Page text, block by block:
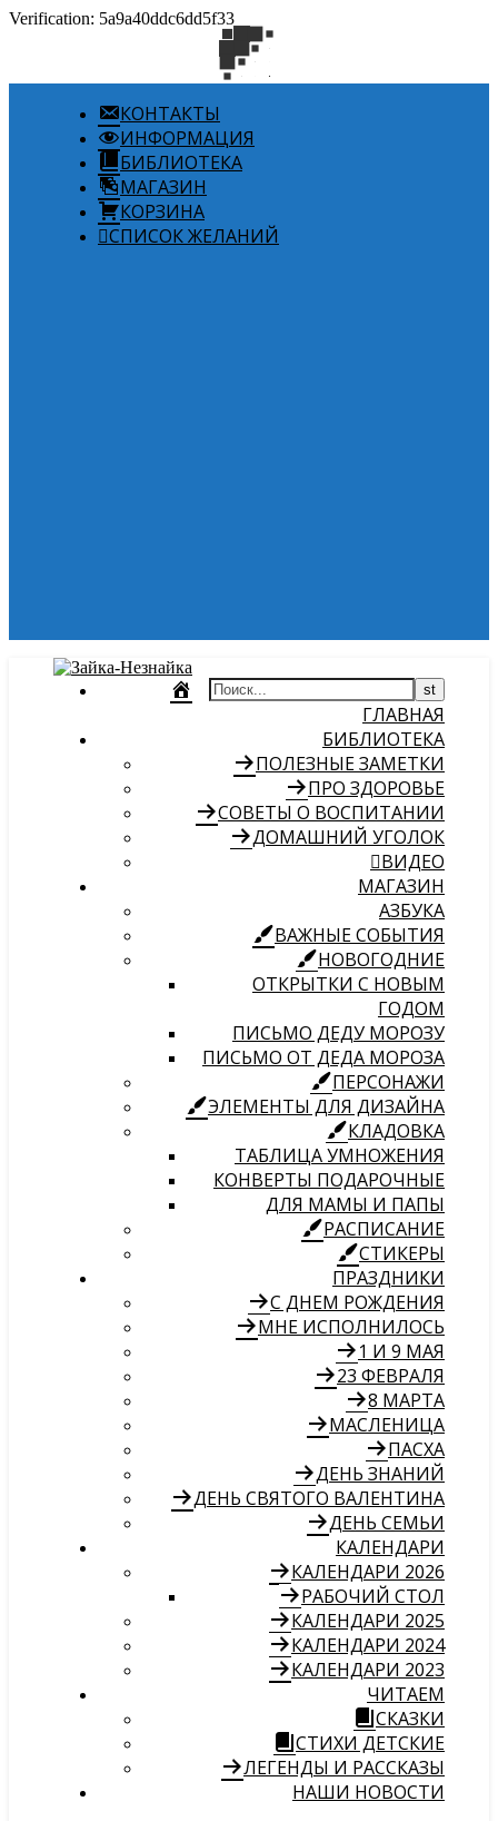
Verification: 5a9a40ddc6dd5f33
КОНТАКТЫ
ИНФОРМАЦИЯ
БИБЛИОТЕКА
МАГАЗИН
КОРЗИНА
СПИСОК ЖЕЛАНИЙ
ГЛАВНАЯ
БИБЛИОТЕКА
ПОЛЕЗНЫЕ ЗАМЕТКИ
ПРО ЗДОРОВЬЕ
СОВЕТЫ О ВОСПИТАНИИ
ДОМАШНИЙ УГОЛОК
ВИДЕО
МАГАЗИН
АЗБУКА
ВАЖНЫЕ СОБЫТИЯ
НОВОГОДНИЕ
ОТКРЫТКИ С НОВЫМ
ГОДОМ
ПИСЬМО ДЕДУ МОРОЗУ
ПИСЬМО ОТ ДЕДА МОРОЗА
ПЕРСОНАЖИ
ЭЛЕМЕНТЫ ДЛЯ ДИЗАЙНА
КЛАДОВКА
ТАБЛИЦА УМНОЖЕНИЯ
КОНВЕРТЫ ПОДАРОЧНЫЕ
ДЛЯ МАМЫ И ПАПЫ
РАСПИСАНИЕ
СТИКЕРЫ
ПРАЗДНИКИ
С ДНЕМ РОЖДЕНИЯ
МНЕ ИСПОЛНИЛОСЬ
1 И 9 МАЯ
23 ФЕВРАЛЯ
8 МАРТА
МАСЛЕНИЦА
ПАСХА
ДЕНЬ ЗНАНИЙ
ДЕНЬ СВЯТОГО ВАЛЕНТИНА
ДЕНЬ СЕМЬИ
КАЛЕНДАРИ
КАЛЕНДАРИ 2026
РАБОЧИЙ СТОЛ
КАЛЕНДАРИ 2025
КАЛЕНДАРИ 2024
КАЛЕНДАРИ 2023
ЧИТАЕМ
СКАЗКИ
СТИХИ ДЕТСКИЕ
ЛЕГЕНДЫ И РАССКАЗЫ
НАШИ НОВОСТИ